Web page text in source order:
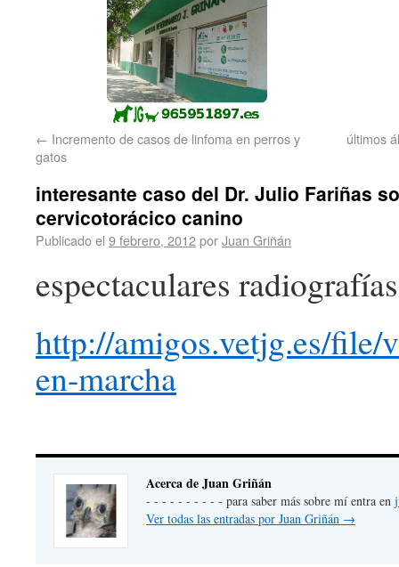
← Incremento de casos de linfoma en perros y
gatos
últimos
interesante caso del Dr. Julio Fariñas
cervicotorácico canino
Publicado el 9 febrero, 2012porJuan Griñán
espectaculares
http://amigos.vetjg.es/file/
en-marcha
Acerca de Juan Griñán
- - - - - - - - - - para saber más sobre mí entra en
Ver todas las entradas por Juan Griñán →